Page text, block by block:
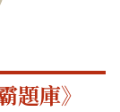
題庫》